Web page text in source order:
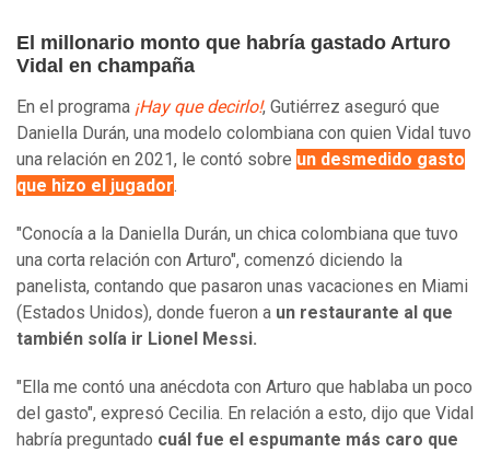
El millonario monto que habría gastado Arturo
Vidal en champaña
En el programa ¡Hay que decirlo!, Gutiérrez aseguró que
Daniella Durán, una modelo colombiana con quien Vidal tuvo
una relación en 2021, le contó sobre un desmedido gasto
que hizo el jugador.
"Conocía a la Daniella Durán, un chica colombiana que tuvo
una corta relación con Arturo", comenzó diciendo la
panelista, contando que pasaron unas vacaciones en Miami
(Estados Unidos), donde fueron a un restaurante al que
también solía ir Lionel Messi.
"Ella me contó una anécdota con Arturo que hablaba un poco
del gasto", expresó Cecilia. En relación a esto, dijo que Vidal
habría preguntado cuál fue el espumante más caro que